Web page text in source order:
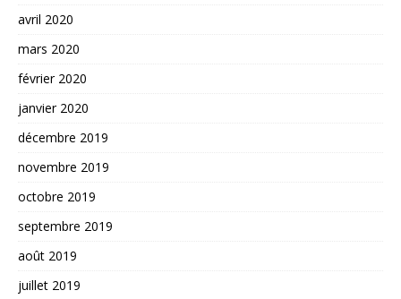
avril 2020
mars 2020
février 2020
janvier 2020
décembre 2019
novembre 2019
octobre 2019
septembre 2019
août 2019
juillet 2019